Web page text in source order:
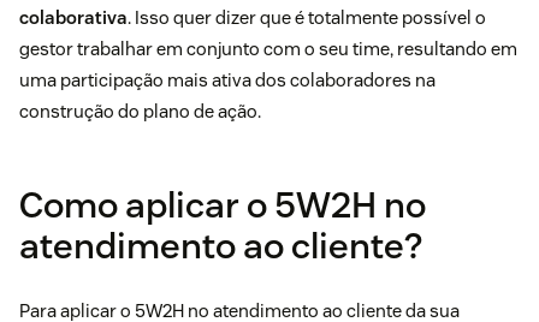
colaborativa. Isso quer dizer que é totalmente possível o
gestor trabalhar em conjunto com o seu time, resultando em
uma participação mais ativa dos colaboradores na
construção do plano de ação.
Como aplicar o 5W2H no
atendimento ao cliente?
Para aplicar o 5W2H no atendimento ao cliente da sua